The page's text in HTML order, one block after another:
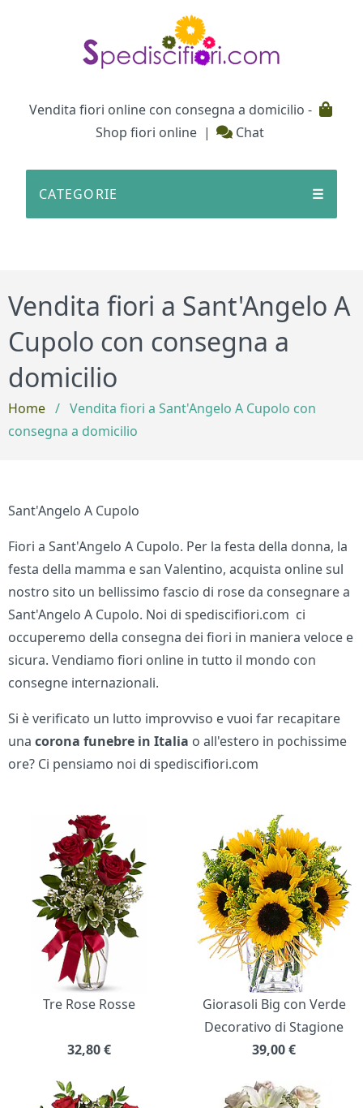
Vendita fiori online con consegna a domicilio -
Shop fiori online | Chat
CATEGORIE ☰
Vendita fiori a Sant'Angelo A
Cupolo con consegna a
domicilio
Home / Vendita fiori a Sant'Angelo A Cupolo con
consegna a domicilio
Sant'Angelo A Cupolo
Fiori a Sant'Angelo A Cupolo. Per la festa della donna, la
festa della mamma e san Valentino, acquista online sul
nostro sito un bellissimo fascio di rose da consegnare a
Sant'Angelo A Cupolo. Noi di spediscifiori.com ci
occuperemo della consegna dei fiori in maniera veloce e
sicura. Vendiamo fiori online in tutto il mondo con
consegne internazionali.
Si è verificato un lutto improvviso e vuoi far recapitare
unacorona funebre in Italia o all'estero in pochissime
ore? Ci pensiamo noi di spediscifiori.com
Bouquet di fiori
Tre Rose Rosse
32,80€
Giorasoli Big con Verde
Decorativo di Stagione
39,00€